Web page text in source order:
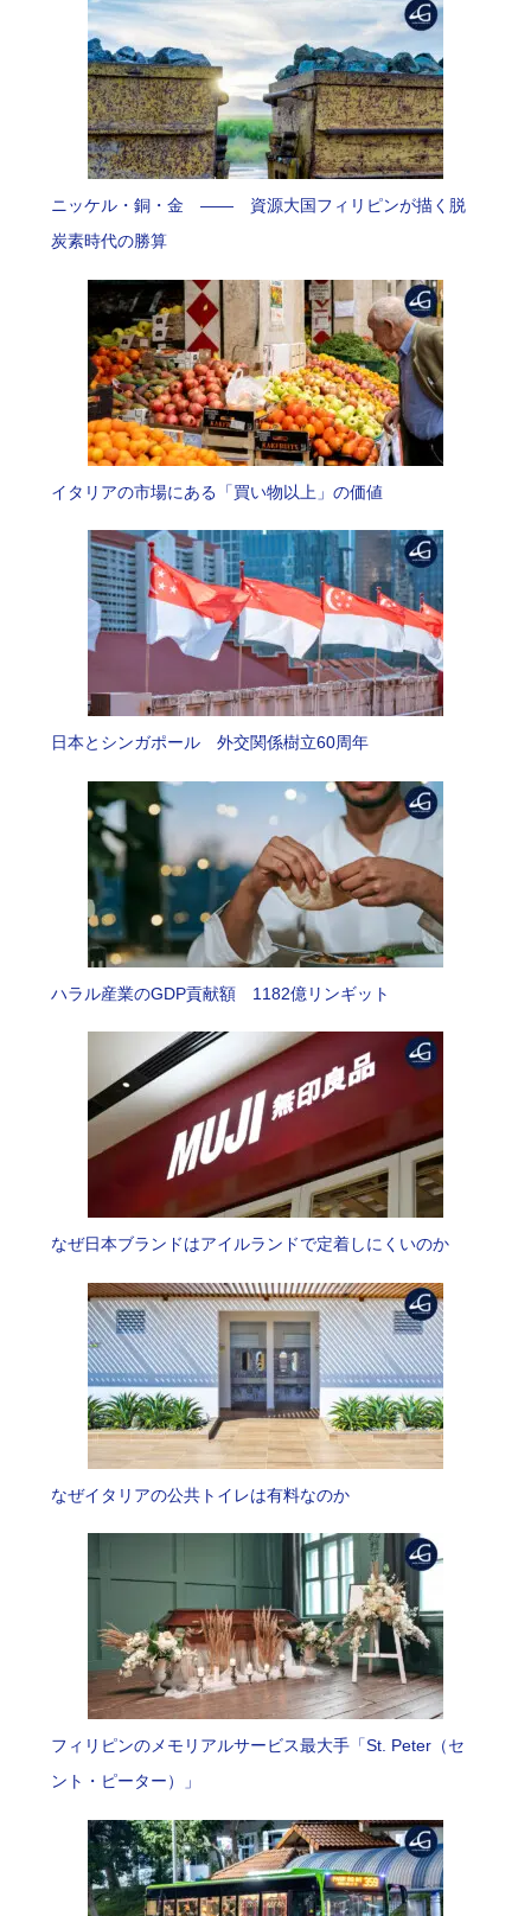
ニッケル・銅・金 —— 資源大国フィリピンが描く脱
炭素時代の勝算
イタリアの市場にある「買い物以上」の価値
日本とシンガポール 外交関係樹立60周年
ハラル産業のGDP貢献額 1182億リンギット
なぜ日本ブランドはアイルランドで定着しにくいのか
なぜイタリアの公共トイレは有料なのか
フィリピンのメモリアルサービス最大手「St. Peter（セ
ント・ピーター）」